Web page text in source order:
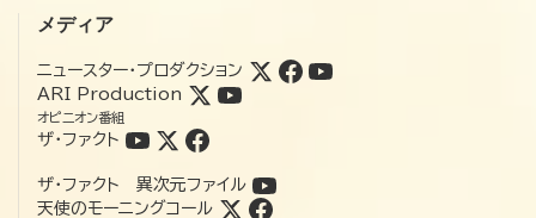
メディア
ニュースター・プロダクション
ARI Production
オピニオン番組
ザ・ファクト
ザ・ファクト 異次元ファイル
天使のモーニングコール